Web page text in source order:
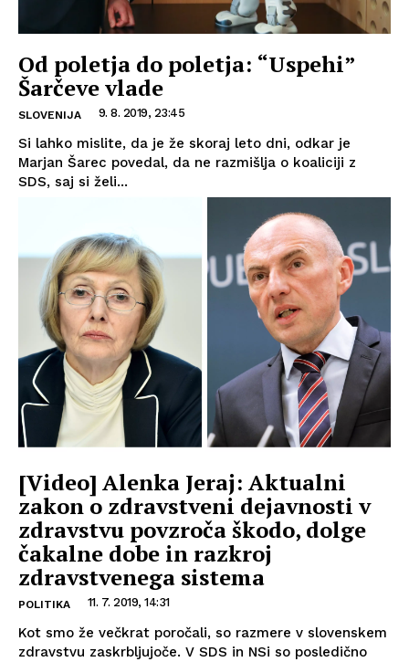
Od poletja do poletja: “Uspehi”
Šarčeve vlade
SLOVENIJA 9. 8. 2019, 23:45
Si lahko mislite, da je že skoraj leto dni, odkar je
Marjan Šarec povedal, da ne razmišlja o koaliciji z
SDS, saj si želi...
[Video] Alenka Jeraj: Aktualni
zakon o zdravstveni dejavnosti v
zdravstvu povzroča škodo, dolge
čakalne dobe in razkroj
zdravstvenega sistema
POLITIKA 11. 7. 2019, 14:31
Kot smo že večkrat poročali, so razmere v slovenskem
zdravstvu zaskrbljujoče. V SDS in NSi so posledično